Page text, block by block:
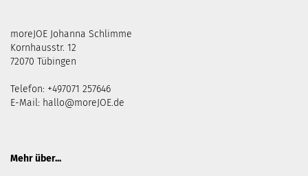
moreJOE Johanna Schlimme
Kornhausstr. 12
72070 Tübingen
Telefon: +497071 257646
E-Mail: hallo@moreJOE.de
Mehr über...